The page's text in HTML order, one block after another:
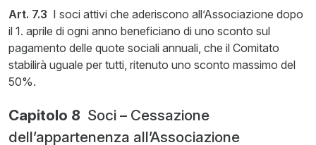
Art. 7.3 I soci attivi che aderiscono all’Associazione dopo
il 1. aprile di ogni anno beneficiano di uno sconto sul
pagamento delle quote sociali annuali, che il Comitato
stabilirà uguale per tutti, ritenuto uno sconto massimo del
50%.
Capitolo 8 Soci – Cessazione
dell’appartenenza all’Associazione